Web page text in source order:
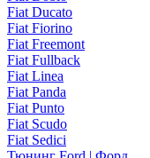
Fiat Ducato
Fiat Fiorino
Fiat Freemont
Fiat Fullback
Fiat Linea
Fiat Panda
Fiat Punto
Fiat Scudo
Fiat Sedici